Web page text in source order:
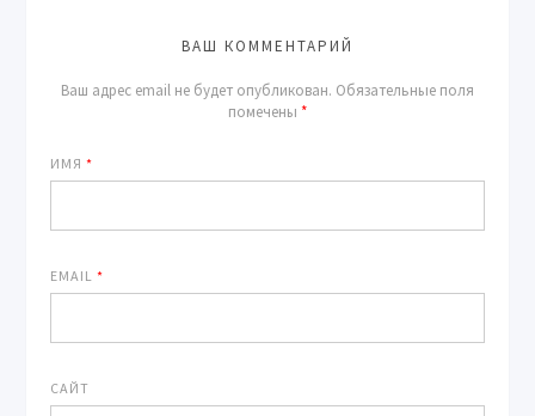
ВАШ КОММЕНТАРИЙ
Ваш адрес email не будет опубликован. Обязательные поля
помечены *
ИМЯ*
EMAIL*
САЙТ